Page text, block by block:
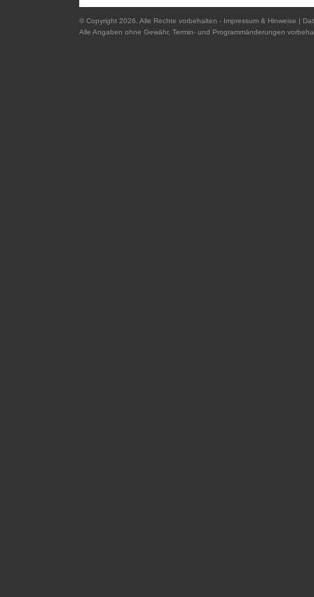
© Copyright 2026. Alle Rechte vorbehalten - Impressum & Hinweise |
Alle Angaben ohne Gewähr, Termin- und Programmänderungen